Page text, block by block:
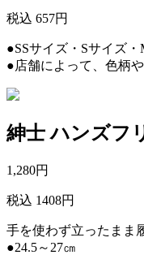
税込 657円
●SSサイズ・Sサイズ
●店舗によって、色柄
紳士 ハンズフ
1,280円
税込 1408円
手を使わず立ったまま
●24.5～27㎝